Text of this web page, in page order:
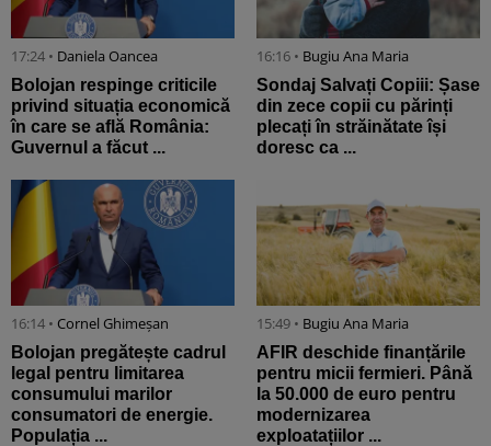
17:24 • Daniela Oancea
Bolojan respinge criticile
privind situația economică
în care se află România:
Guvernul a făcut ...
16:16 • Bugiu ⁠Ana Maria
Sondaj Salvați Copiii: Șase
din zece copii cu părinți
plecați în străinătate își
doresc ca ...
16:14 • Cornel Ghimeșan
Bolojan pregătește cadrul
legal pentru limitarea
consumului marilor
consumatori de energie.
Populația ...
15:49 • Bugiu ⁠Ana Maria
AFIR deschide finanțările
pentru micii fermieri. Până
la 50.000 de euro pentru
modernizarea
exploatațiilor ...